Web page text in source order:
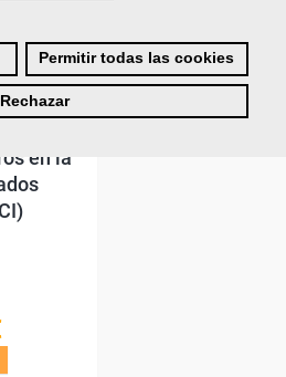
Permitir todas las cookies
Rechazar